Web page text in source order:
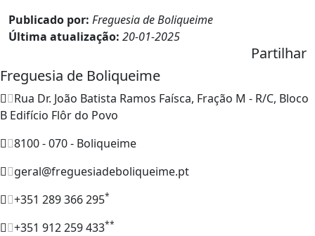
Publicado por: Freguesia de Boliqueime
Última atualização: 20-01-2025
Partilhar
Freguesia de Boliqueime
Rua Dr. João Batista Ramos Faísca, Fração M - R/C, Bloco
B Edifício Flôr do Povo
8100 - 070 - Boliqueime
geral@freguesiadeboliqueime.pt
+351 289 366 295*
+351 912 259 433**